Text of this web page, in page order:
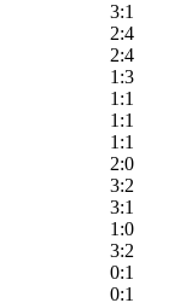
3:1
2:4
2:4
1:3
1:1
1:1
1:1
2:0
3:2
3:1
1:0
3:2
0:1
0:1